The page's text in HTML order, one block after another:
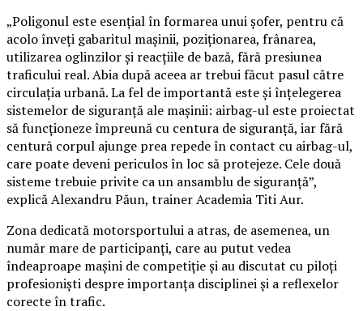
„Poligonul este esențial în formarea unui șofer, pentru că
acolo înveți gabaritul mașinii, poziționarea, frânarea,
utilizarea oglinzilor și reacțiile de bază, fără presiunea
traficului real. Abia după aceea ar trebui făcut pasul către
circulația urbană. La fel de importantă este și înțelegerea
sistemelor de siguranță ale mașinii: airbag-ul este proiectat
să funcționeze împreună cu centura de siguranță, iar fără
centură corpul ajunge prea repede în contact cu airbag-ul,
care poate deveni periculos în loc să protejeze. Cele două
sisteme trebuie privite ca un ansamblu de siguranță”,
explică Alexandru Păun, trainer Academia Titi Aur.
Zona dedicată motorsportului a atras, de asemenea, un
număr mare de participanți, care au putut vedea
îndeaproape mașini de competiție și au discutat cu piloți
profesioniști despre importanța disciplinei și a reflexelor
corecte în trafic.